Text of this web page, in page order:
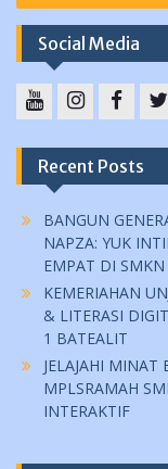
Social Media
Recent Posts
BANGUN
NAPZA: YUK
EMPAT DI
KEMERIAHAN
& LITERASI
1 BATEALIT
JELAJAHI
MPLSRAMAH
INTERAKTIF